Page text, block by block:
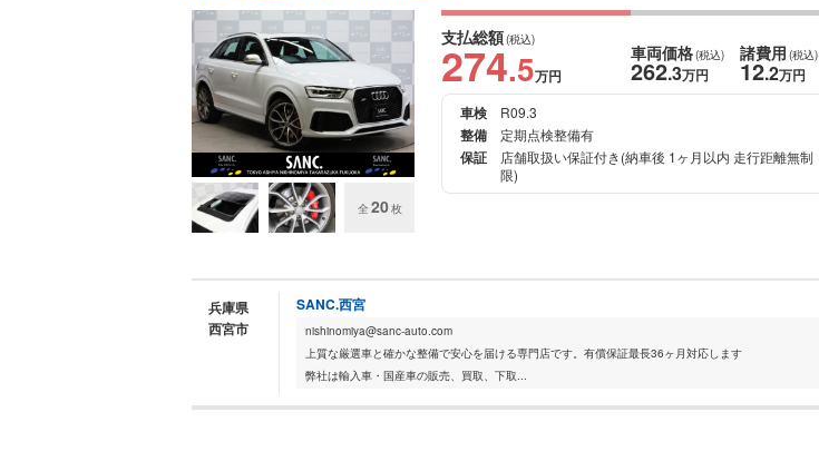
全 20枚
支払総額(税込)
274.5万円
車両価格(税込)
262.3万円
諸費用 (税込)
12.2万円
車検
R09.3
整備 定期点検整備有
保証
店舗取扱い保証付き(納車後 1ヶ月以内 走行距離無制
限)
兵庫県
西宮市
SANC.西宮
nishinomiya@sanc-auto.com
上質な厳選車と確かな整備で安心を届ける専門店です。有償保証最長36ヶ月対応します
弊社は輸入車・国産車の販売、買取、下取...